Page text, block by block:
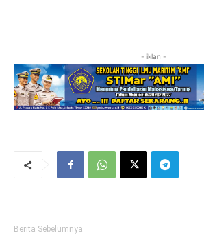
- iklan -
Berita Sebelumnya